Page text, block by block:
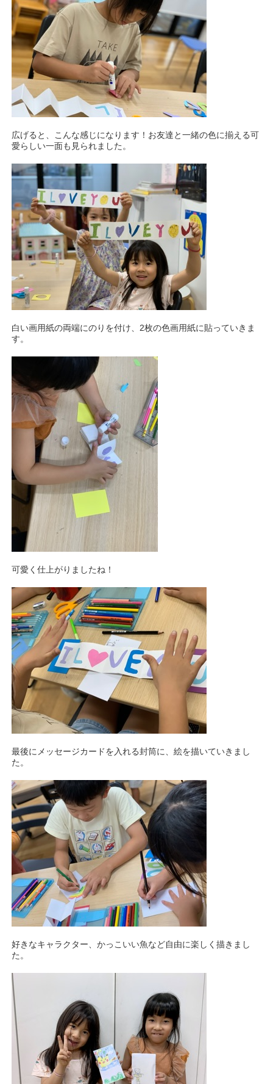
広げると、こんな感じになります！お友達と一緒の色に揃える可
愛らしい一面も見られました。
白い画用紙の両端にのりを付け、2枚の色画用紙に貼っていきま
す。
可愛く仕上がりましたね！
最後にメッセージカードを入れる封筒に、絵を描いていきまし
た。
好きなキャラクター、かっこいい魚など自由に楽しく描きまし
た。